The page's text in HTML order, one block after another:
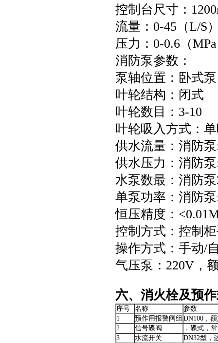
控制台尺寸：
流量：0-45（L/S
压力：0-0.6（
消防泵参数：
泵轴位置：卧式泵
叶轮结构：闭式
叶轮数目：3-10
叶轮吸入方式：
供水流量：消防
供水压力：消防
水泵数最：消防
单泵功率：消防
恒压精度：
控制方式：控制
操作方式：手动/
气压泵：220V，
六、消火栓及预
序号 名称
参数
1
预作用报警阀组 DN100，
2
信号碟阀
，碟式，
3
水流开关
DN32型，